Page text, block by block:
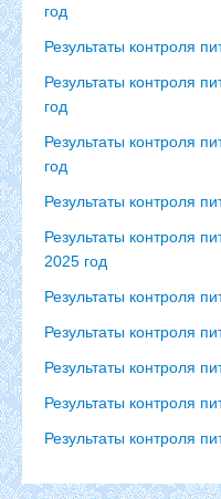
год
Результаты контроля
Результаты контроля
год
Результаты контроля
год
Результаты контроля
Результаты контроля
2025 год
Результаты контроля
Результаты контроля
Результаты контроля
Результаты контроля
Результаты контроля